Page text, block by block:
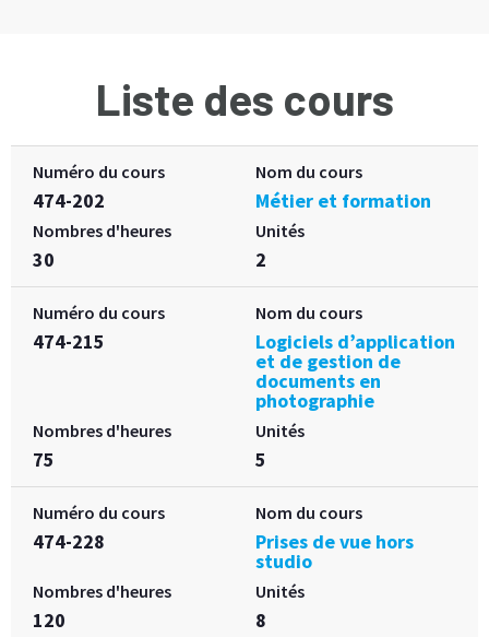
Liste des cours
Numéro du cours
474-202
Nom du cours
Métier et formation
Nombres d'heures
30
Unités
2
Numéro du cours
474-215
Nom du cours
Logiciels d’application
et de gestion de
documents en
photographie
Nombres d'heures
75
Unités
5
Numéro du cours
474-228
Nom du cours
Prises de vue hors
studio
Nombres d'heures
120
Unités
8